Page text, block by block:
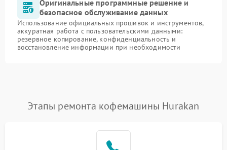
Оригинальные программные решение и
безопасное обслуживание данных
Использование официальных прошивок и инструментов,
аккуратная работа с пользовательскими данными:
резервное копирование, конфиденциальность и
восстановление информации при необходимости
Этапы ремонта кофемашины Hurakan